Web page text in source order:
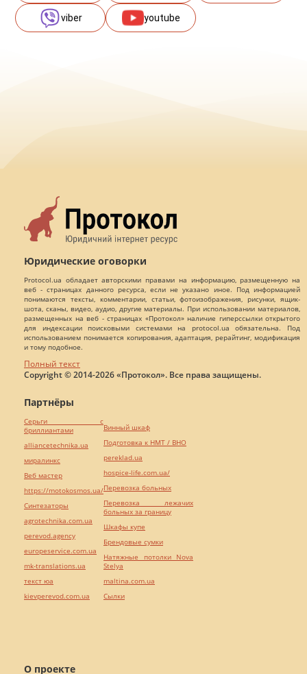
viber youtube
Юридические оговорки
Protocol.ua обладает авторскими правами на информацию, размещенную на
веб - страницах данного ресурса, если не указано иное. Под информацией
понимаются тексты, комментарии, статьи, фотоизображения, рисунки, ящик-
шота, сканы, видео, аудио, другие материалы. При использовании материалов,
размещенных на веб - страницах «Протокол» наличие гиперссылки открытого
для индексации поисковыми системами на protocol.ua обязательна. Под
использованием понимается копирования, адаптация, рерайтинг, модификация
и тому подобное.
Полный текст
Copyright © 2014-2026 «Протокол». Все права защищены.
О проекте
Партнёры
Серьги с
бриллиантами
alliancetechnika.ua
миралинкс
Веб мастер
https://motokosmos.ua/
Синтезаторы
agrotechnika.com.ua
perevod.agency
europeservice.com.ua
mk-translations.ua
текст юа
kievperevod.com.ua
Винный шкаф
Подготовка к НМТ / ВНО
pereklad.ua
hospice-life.com.ua/
Перевозка больных
Перевозка лежачих
больных за границу
Шкафы купе
Брендовые сумки
Натяжные потолки Nova
Stelya
maltina.com.ua
Cылки